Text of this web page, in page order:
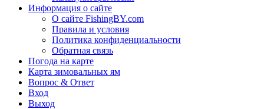
Информация о сайте
О сайте FishingBY.com
Правила и условия
Политика конфиденциальности
Обратная связь
Погода на карте
Карта зимовальных ям
Вопрос & Ответ
Вход
Выход